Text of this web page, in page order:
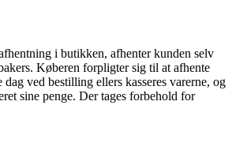
i butikken, afhenter kunden selv
Køberen forpligter sig til at afhente
dag ved bestilling ellers kasseres varerne, og
sine penge. Der tages forbehold for